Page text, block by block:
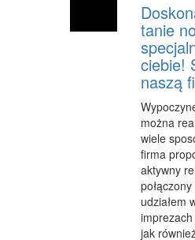
HOTELE I
DIETETYKA,
SALONY
tanie
ciebie!
naszą
można
wiele
firma
aktywny
udziałem
jak